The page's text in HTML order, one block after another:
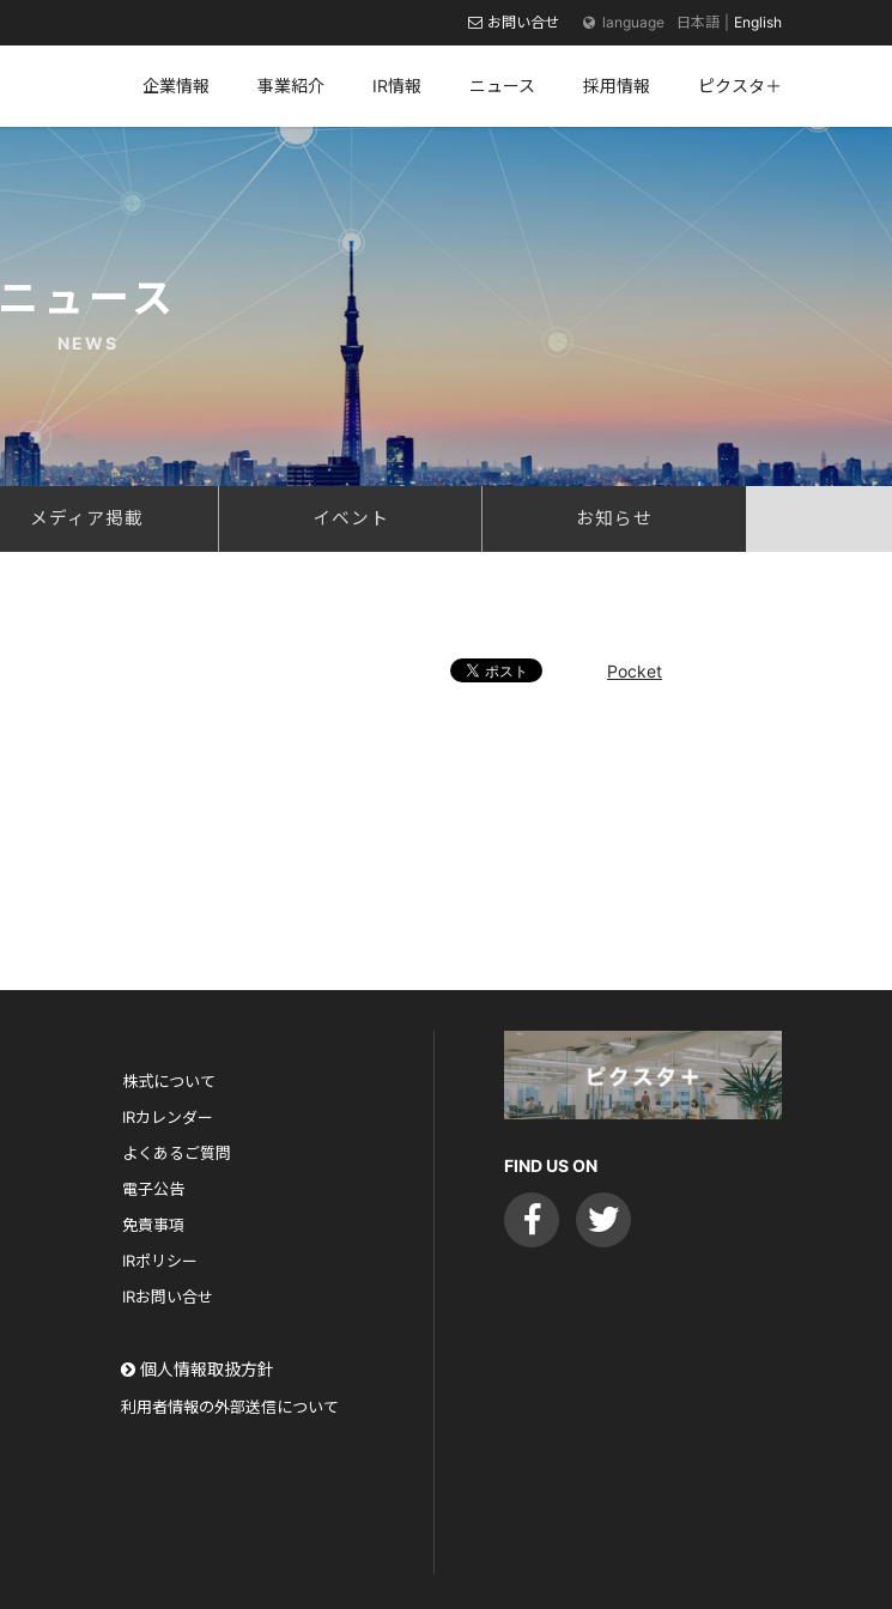
企業情報 事業紹介 IR情報 ニュース 採用情報 ピクスタ＋
お問い合せ 日本語 English
ニュース
NEWS
メディア掲載 イベント お知らせ
Pocket
株式について
IRカレンダー
よくあるご質問
電子公告
免責事項
IRポリシー
IRお問い合せ
個人情報取扱方針
利用者情報の外部送信について
FIND US ON